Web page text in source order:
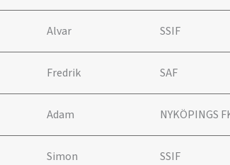
Alvar SSIF
Fredrik SAF
Adam NYKÖPINGS
Simon SSIF